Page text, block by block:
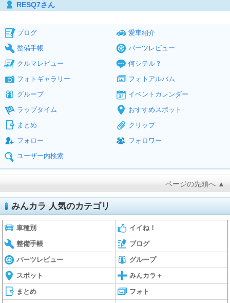
RESQ7さん
ブログ
愛車紹介
整備手帳
パーツレビュー
クルマレビュー
何シテル？
フォトギャラリー
フォトアルバム
グループ
イベントカレンダー
ラップタイム
おすすめスポット
まとめ
クリップ
フォロー
フォロワー
ユーザー内検索
ページの先頭へ ▲
みんカラ 人気のカテゴリ
車種別 イイね！
整備手帳 ブログ
パーツレビュー グループ
スポット みんカラ＋
まとめ フォト